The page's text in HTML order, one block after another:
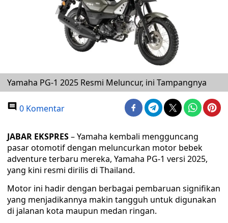
Yamaha PG-1 2025 Resmi Meluncur, ini Tampangnya
0 Komentar
JABAR EKSPRES– Yamaha kembali mengguncang
pasar otomotif dengan meluncurkan motor bebek
adventure terbaru mereka, Yamaha PG-1 versi 2025,
yang kini resmi dirilis di Thailand.
Motor ini hadir dengan berbagai pembaruan signifikan
yang menjadikannya makin tangguh untuk digunakan
di jalanan kota maupun medan ringan.